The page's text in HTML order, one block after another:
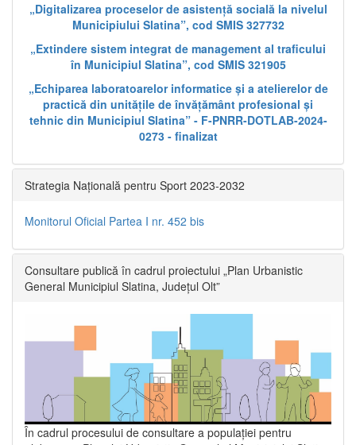
„Digitalizarea proceselor de asistență socială la nivelul
Municipiului Slatina”, cod SMIS 327732
„Extindere sistem integrat de management al traficului
în Municipiul Slatina”, cod SMIS 321905
„Echiparea laboratoarelor informatice și a atelierelor de
practică din unitățile de învățământ profesional și
tehnic din Municipiul Slatina” - F-PNRR-DOTLAB-2024-
0273 - finalizat
Strategia Națională pentru Sport 2023-2032
Monitorul Oficial Partea I nr. 452 bis
Consultare publică în cadrul proiectului „Plan Urbanistic
General Municipiul Slatina, Județul Olt”
În cadrul procesului de consultare a populaţiei pentru